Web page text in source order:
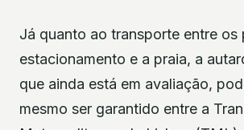
Já quanto ao transporte entre os
estacionamento e a praia, a
que ainda está em avaliação,
mesmo ser garantido entre a